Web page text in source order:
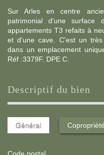
Sur Arles en centre
patrimonial d'une
appartements T3 refaits à
et d'une cave. C'est un
dans un emplacement
Réf :3379F. DPE C.
descriptif du bien
Général Copropriété